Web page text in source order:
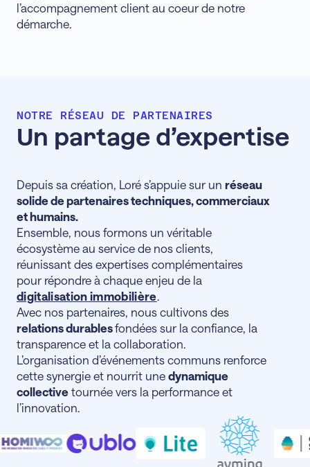
l’accompagnement client au coeur de notre
démarche.
NOTRE RÉSEAU DE PARTENAIRES
Un partage d’expertise
Depuis sa création, Loré s’appuie sur un réseau
solide de partenaires techniques, commerciaux
et humains.
Ensemble, nous formons un véritable
écosystème au service de nos clients,
réunissant des expertises complémentaires
pour répondre à chaque enjeu de la
digitalisation immobilière.
Avec nos partenaires, nous cultivons des
relations durablesfondées sur la confiance, la
transparence et la collaboration.
L’organisation d’événements communs renforce
cette synergie et nourrit une dynamique
collective tournée vers la performance et
l’innovation.